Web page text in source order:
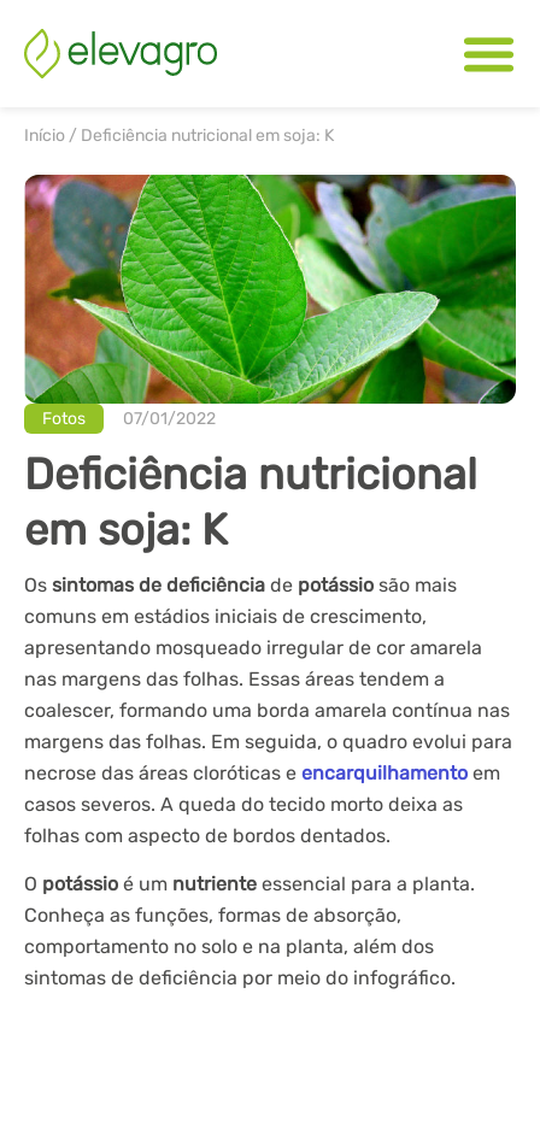
Início / Deficiência nutricional em soja: K
Fotos 07/01/2022
Deficiência nutricional
em soja: K
Os sintomas de deficiência de potássio são mais
comuns em estádios iniciais de crescimento,
apresentando mosqueado irregular de cor amarela
nas margens das folhas. Essas áreas tendem a
coalescer, formando uma borda amarela contínua nas
margens das folhas. Em seguida, o quadro evolui para
necrose das áreas cloróticas e encarquilhamento em
casos severos. A queda do tecido morto deixa as
folhas com aspecto de bordos dentados.
O potássio é um nutriente essencial para a planta.
Conheça as funções, formas de absorção,
comportamento no solo e na planta, além dos
sintomas de deficiência por meio do infográfico.